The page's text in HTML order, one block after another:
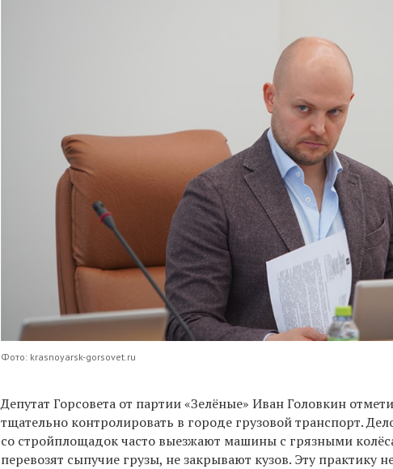
Фото: krasnoyarsk-gorsovet.ru
Депутат Горсовета от партии «Зелёные» Иван Головкин
тщательно контролировать в городе грузовой транспорт.
со стройплощадок часто выезжают машины с грязными
перевозят сыпучие грузы, не закрывают кузов. Эту практику